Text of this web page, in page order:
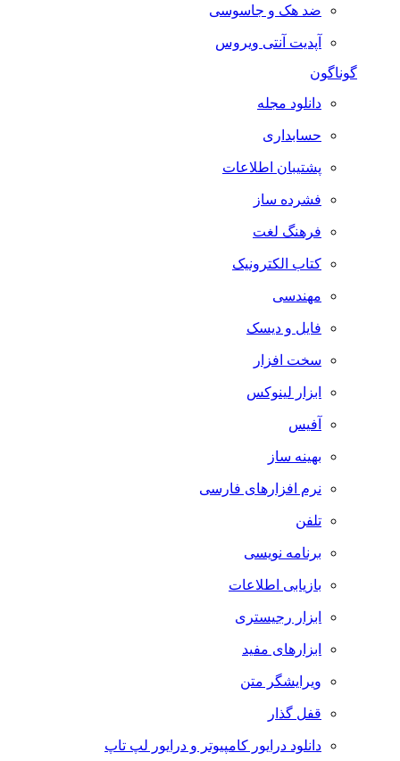
ضد هک و جاسوسی
آپدیت آنتی ویروس
گوناگون
دانلود مجله
حسابداری
پشتیبان اطلاعات
فشرده ساز
فرهنگ لغت
کتاب الکترونیک
مهندسی
فایل و دیسک
سخت افزار
ابزار لینوکس
آفیس
بهینه ساز
نرم افزارهای فارسی
تلفن
برنامه نویسی
بازیابی اطلاعات
ابزار رجیستری
ابزارهای مفید
ویرایشگر متن
قفل گذار
دانلود درایور کامپیوتر و درایور لپ تاپ